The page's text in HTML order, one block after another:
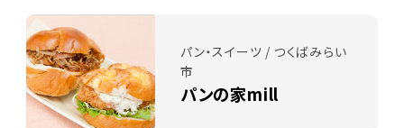
パン・スイーツ / つくばみらい
市
パンの家mill